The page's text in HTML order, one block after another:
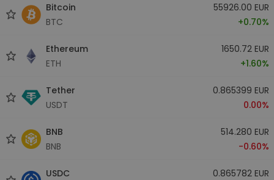
Bitcoin
BTC
55926.00 EUR
+0.70%
Ethereum
ETH
1650.72 EUR
+1.60%
Tether
USDT
0.865399 EUR
0.00%
BNB
BNB
514.280 EUR
-0.60%
USDC
0.865782 EUR